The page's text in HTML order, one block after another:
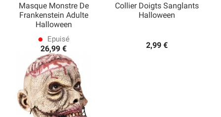
Masque Monstre De
Frankenstein Adulte
Halloween
lens Epuisé
26,99 €
Collier Doigts Sanglants
Halloween
2,99 €